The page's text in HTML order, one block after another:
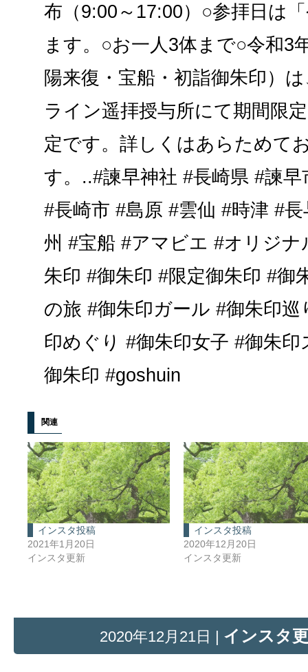
布（9:00～17:00）○参拝日は
ます。○お一人3体まで○令和3
陽来復・宝船・初詣御朱印）
ライン遥拝授与所にて期間限
定です。詳しくはあらためて
す。..#諫早神社 #長崎県 #諫
#長崎市 #島原 #雲仙 #時津 #
州 #宝船 #アマビエ #オリジナ
朱印 #御朱印 #限定御朱印 #御
の旅 #御朱印ガール #御朱印
印めぐり #御朱印女子 #御朱
御朱印 #goshuin
関連
インスタ投稿
2021年1月20日
インスタ更新
インスタ投稿
2020年12月20日
インスタ更新
2020年12月21日 | インスタ